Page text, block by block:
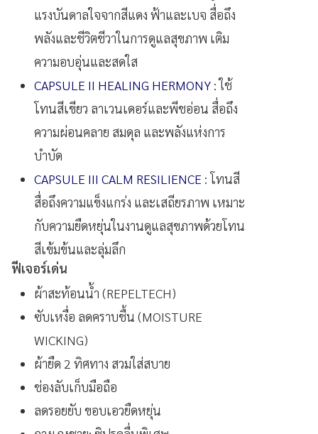
แรงบันดาลใจจากสีแดง ฟ้าและเบจ สื่อถึง
พลังและชีวิตชีวาในการดูแลสุขภาพ เติม
ความอบอุ่นและสดใส
CAPSULE II HEALING HERMONY : ใช้
โทนสีเขียว ลาเวนเดอร์และพีชอ่อน สื่อถึง
ความผ่อนคลาย สมดุล และพลังแห่งการ
บำบัด
CAPSULE III CALM RESILIENCE : โทนสี
สื่อถึงความแข็งแกร่ง และเสถียรภาพ เหมาะ
กับความยืดหยุ่นในงานดูแลสุขภาพด้วยโทน
สีเข้มข้นและลุ่มลึก
ฟีเจอร์เด่น
ผ้าสะท้อนน้ำ (REPELTECH)
ซับเหงื่อ ลดคราบชื้น (MOISTURE
WICKING)
ผ้ายืด 2 ทิศทาง สวมใส่สบาย
ช่องลับเก็บมือถือ
ลดรอยยับ ขอบเอวยืดหยุ่น